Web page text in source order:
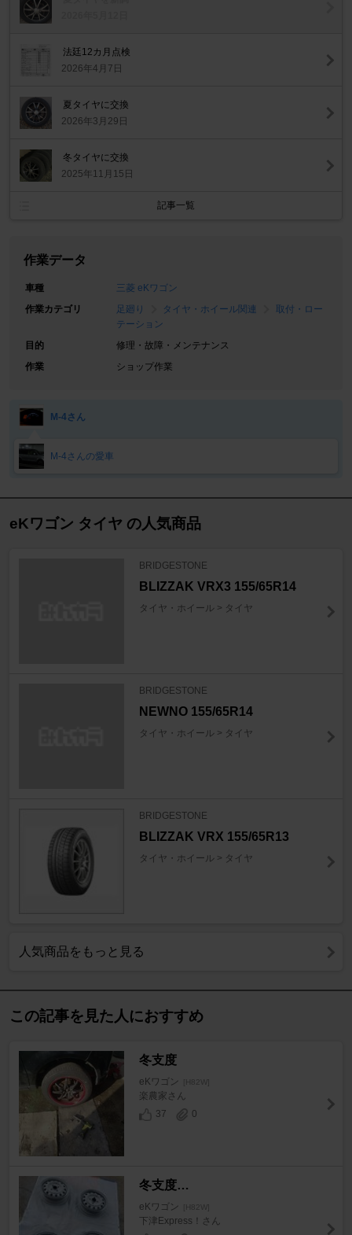
法廷12カ月点検
2026年4月7日
夏タイヤに交換
2026年3月29日
冬タイヤに交換
2025年11月15日
記事一覧
作業データ
車種
三菱 eKワゴン
作業カテゴリ
足廻り タイヤ・ホイール関連
取付・ロー
テーション
目的
修理・故障・メンテナンス
作業
ショップ作業
M-4さん
M-4さんの愛車
eKワゴン タイヤ の人気商品
BRIDGESTONE
BLIZZAK VRX3 155/65R14
タイヤ・ホイール > タイヤ
BRIDGESTONE
NEWNO 155/65R14
タイヤ・ホイール > タイヤ
BRIDGESTONE
BLIZZAK VRX 155/65R13
タイヤ・ホイール > タイヤ
人気商品をもっと見る
この記事を見た人におすすめ
冬支度
eKワゴン [H82W]
楽農家さん
37
0
冬支度…
eKワゴン [H82W]
下津Express！さん